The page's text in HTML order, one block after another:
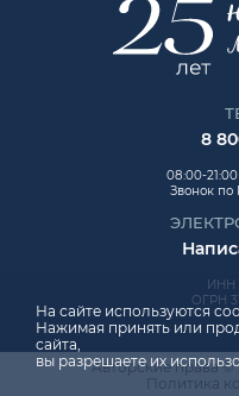
8
08:00-
Звонок по
ИНН
ОГРН
Авторские права ©
Политика
На сайте используются
Нажимая принять или
сайта,
вы разрешаете их